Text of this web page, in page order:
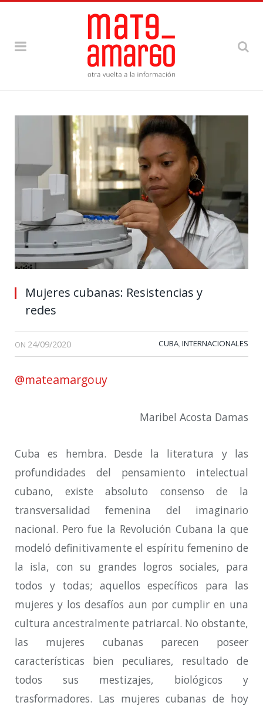
Mujeres cubanas: Resistencias y
redes
ON 24/09/2020 CUBA, INTERNACIONALES
@mateamargouy
Maribel Acosta Damas
Cuba es hembra. Desde la literatura y las
profundidades del pensamiento intelectual
cubano, existe absoluto consenso de la
transversalidad femenina del imaginario
nacional. Pero fue la Revolución Cubana la que
modeló definitivamente el espíritu femenino de
la isla, con su grandes logros sociales, para
todos y todas; aquellos específicos para las
mujeres y los desafíos aun por cumplir en una
cultura ancestralmente patriarcal. No obstante,
las mujeres cubanas parecen poseer
características bien peculiares, resultado de
todos sus mestizajes, biológicos y
trasformadores. Las mujeres cubanas de hoy